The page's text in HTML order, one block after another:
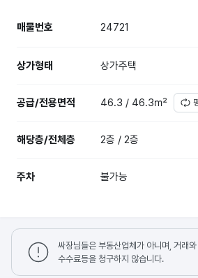
매물번호 24721
상가형태 상가주택
공급/전용면적 46.3 / 46.3㎡
해당층/전체층 2층 / 2층
주차 불가능
싸장님들은 부동산업체가 아니며, 거래
수수료등을 청구하지 않습니다.